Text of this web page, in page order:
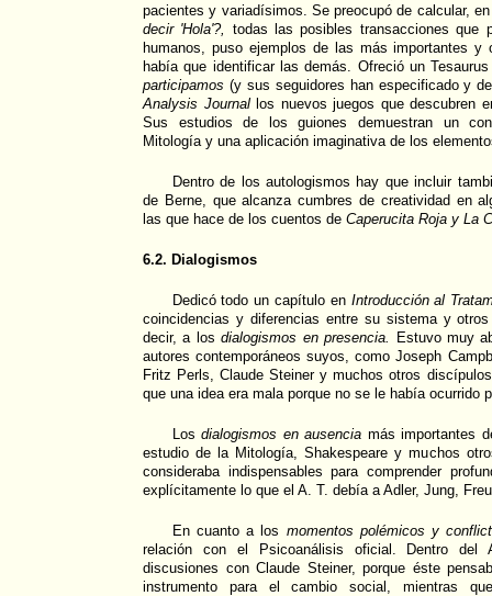
pacientes y variadísimos. Se preocupó de calcular,
decir 'Hola'?, todas las posibles transacciones que
humanos, puso ejemplos de las más importantes y
había que identificar las demás. Ofreció un
participamos (y sus seguidores han especificado y
Analysis Journallos nuevos juegos que descubren
Sus estudios de los guiones demuestran un
Mitología y una aplicación imaginativa de los
Dentro de los autologismos hay que incluir
de Berne, que alcanza cumbres de creatividad en
las que hace de los cuentos de Caperucita Roja y La
6.2. Dialogismos
Dedicó todo un capítulo en Introducción al
coincidencias y diferencias entre su sistema y
decir, a losdialogismos en presencia.
Estuvo muy
autores contemporáneos suyos, como Joseph
Fritz Perls, Claude Steiner y muchos otros
que una idea era mala porque no se le había ocurrido
Losdialogismos en ausencia más importantes
estudio de la Mitología, Shakespeare y muchos
consideraba indispensables para comprender
explícitamente lo que el A. T. debía a Adler, Jung,
En cuanto a los momentos polémicos y
relación con el Psicoanálisis oficial. Dentro del
discusiones con Claude Steiner, porque éste
instrumento para el cambio social, mientras